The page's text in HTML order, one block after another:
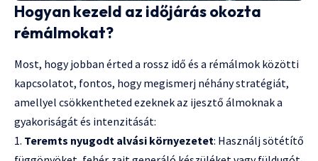
Hogyan kezeld az időjárás okozta
rémálmokat?
Most, hogy jobban érted a rossz idő és a rémálmok közötti
kapcsolatot, fontos, hogy megismerj néhány stratégiát,
amellyel csökkentheted ezeknek az ijesztő álmoknak a
gyakoriságát és intenzitását:
Teremts nyugodt alvási környezetet: Használj sötétítő